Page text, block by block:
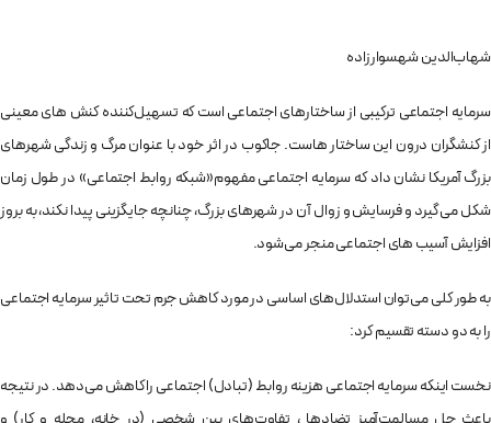
شهاب‌الدین شهسوارزاده
سرمایه اجتماعی ترکیبی از ساختارهای اجتماعی است که تسهیل‌کننده کنش های معینی
از کنشگران درون این ساختار هاست. جاکوب در اثر خود با عنوان مرگ و زندگی شهرهای
بزرگ آمریکا نشان داد که سرمایه اجتماعی مفهوم«شبکه روابط اجتماعی» در طول زمان
شکل می گیرد و فرسایش و زوال آن در شهرهای بزرگ، چنانچه جایگزینی پیدا نکند، به بروز
افزایش آسیب های اجتماعی منجر می‌شود.
به طور کلی می‌توان استدلال‌های اساسی در مورد کاهش جرم تحت تاثیر سرمایه اجتماعی
را به دو دسته تقسیم کرد:
نخست اینکه سرمایه اجتماعی هزینه روابط (تبادل) اجتماعی را کاهش می‌دهد. در نتیجه